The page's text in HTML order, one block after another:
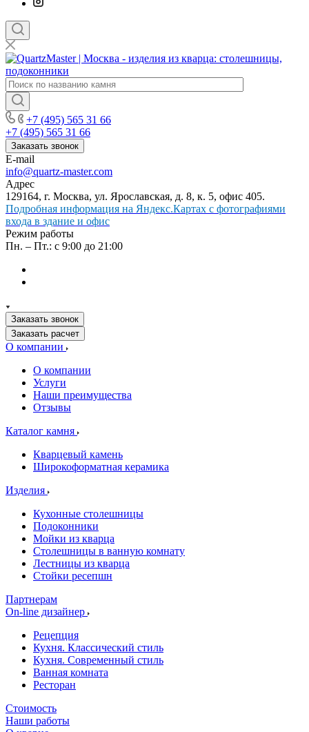
+7 (495) 565 31 66
+7 (495) 565 31 66
Заказать звонок
E-mail
info@quartz-master.com
Адрес
129164, г. Москва, ул. Ярославская, д. 8, к. 5, офис 405.
Подробная информация на Яндекс.Картах с фотографиями
входа в здание и офис
Режим работы
Пн. – Пт.: с 9:00 до 21:00
Заказать звонок
Заказать расчет
О компании
О компании
Услуги
Наши преимущества
Отзывы
Каталог камня
Кварцевый камень
Широкоформатная керамика
Изделия
Кухонные столешницы
Подоконники
Мойки из кварца
Столешницы в ванную комнату
Лестницы из кварца
Стойки ресепшн
Партнерам
On-line дизайнер
Рецепция
Кухня. Классический стиль
Кухня. Современный стиль
Ванная комната
Ресторан
Стоимость
Наши работы